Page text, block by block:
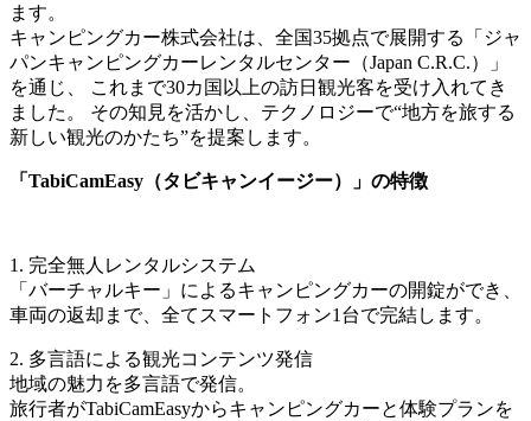
ます。
キャンピングカー株式会社は、全国35拠点で展開する「ジャ
パンキャンピングカーレンタルセンター（Japan C.R.C.）」
を通じ、 これまで30カ国以上の訪日観光客を受け入れてき
ました。 その知見を活かし、テクノロジーで“地方を旅する
新しい観光のかたち”を提案します。
「TabiCamEasy（タビキャンイージー）」の特徴
1. 完全無人レンタルシステム
「バーチャルキー」によるキャンピングカーの開錠ができ、
車両の返却まで、全てスマートフォン1台で完結します。
2. 多言語による観光コンテンツ発信
地域の魅力を多言語で発信。
旅行者がTabiCamEasyからキャンピングカーと体験プランを